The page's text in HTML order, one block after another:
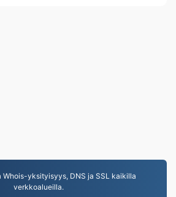
Whois-yksityisyys, DNS ja SSL kaikilla
verkkoalueilla.